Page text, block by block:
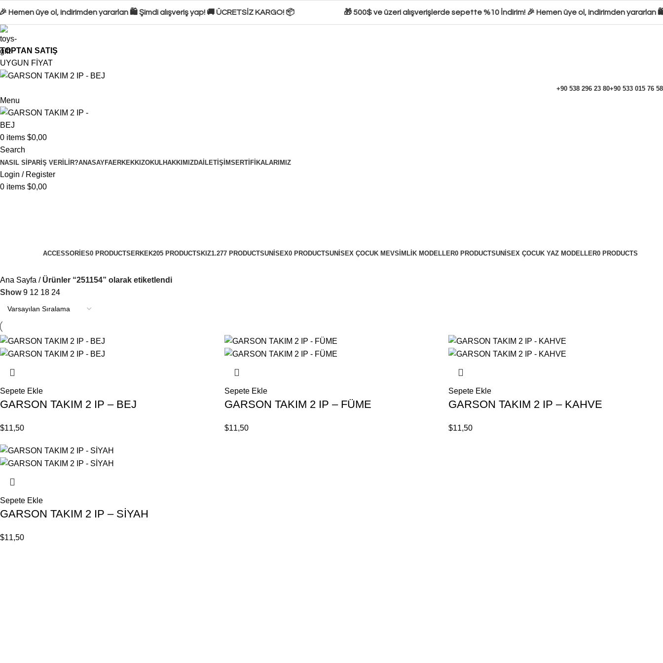
üye ol, indirimden yararlan 🛍️ Şimdi alışveriş yap! 🚚 ÜCRETSİZ KARGO! 📦 🎁 500$ ve üzeri alışverişlerde sepette %10 İndirim! 🎉 Hemen üye ol, indirimden yararlan 🛍️
TOPTAN SATIŞ
UYGUN FİYAT
+90 538 296 23 80+90 533 015 76 58
Menu
0 items $0,00
Search
NASIL SIPARIŞ VERILIR?ANASAYFAERKEKKIZOKULHAKKIMIZDA İLETIŞIMSERTIFIKALARIMIZ
Login / Register
0 items $0,00
ACCESSORIES0 PRODUCTS ERKEK205 PRODUCTS KIZ1.277 PRODUCTSUNISEX0 PRODUCTSUNISEX ÇOCUK MEVSIMLIK MODELLER0 PRODUCTSUNISEX ÇOCUK YAZ MODELLER0 PRODUCTS
Ana Sayfa
Ürünler “251154” olarak etiketlendi
Show9 12 18 24
Sepete Ekle
GARSON TAKIM 2 IP – BEJ
$11,50
Sepete Ekle
GARSON TAKIM 2 IP – FÜME
$11,50
Sepete Ekle
GARSON TAKIM 2 IP – KAHVE
$11,50
Sepete Ekle
GARSON TAKIM 2 IP – SİYAH
$11,50